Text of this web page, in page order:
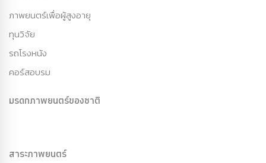
ภาพยนตร์เพื่อผู้สูงอายุ
ทุนวิจัย
รถโรงหนัง
คอร์สอบรม
มรดกภาพยนตร์ของชาติ
สาระภาพยนตร์